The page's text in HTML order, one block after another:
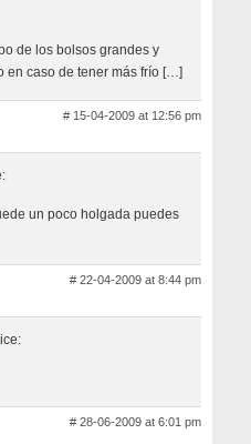
de los bolsos grandes y
en caso de tener más frío […]
# 15-04-2009 at 12:56 pm
un poco holgada puedes
# 22-04-2009 at 8:44 pm
# 28-06-2009 at 6:01 pm